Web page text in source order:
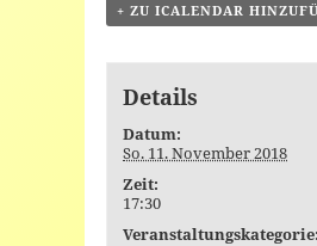
+ ZU ICALENDAR
Details
Datum:
So. 11. November 2018
Zeit:
17:30
Veranstaltungskategorie: